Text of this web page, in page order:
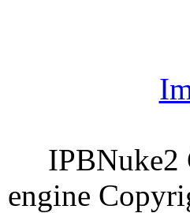
IPBNuke2
engine